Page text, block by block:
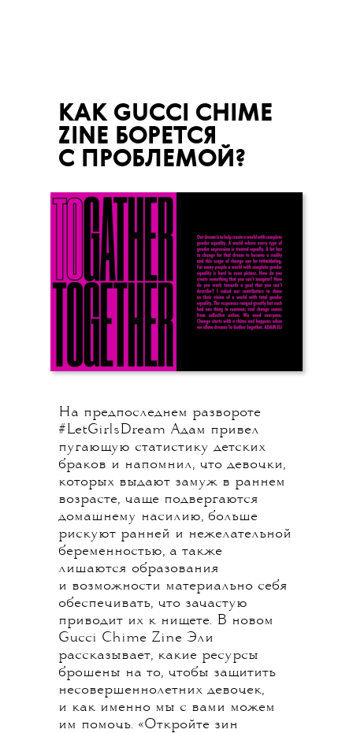
КАК GUCCI CHIME
ZINE БОРЕТСЯ
С ПРОБЛЕМОЙ?
На предпоследнем развороте
#LetGirlsDream Адам привел
пугающую статистику детских
браков и напомнил, что девочки,
которых выдают замуж в раннем
возрасте, чаще подвергаются
домашнему насилию, больше
рискуют ранней и нежелательной
беременностью, а также
лишаются образования
и возможности материально себя
обеспечивать, что зачастую
приводит их к нищете. В новом
Gucci Chime Zine Эли
рассказывает, какие ресурсы
брошены на то, чтобы защитить
несовершеннолетних девочек,
и как именно мы с вами можем
им помочь. «Откройте зин